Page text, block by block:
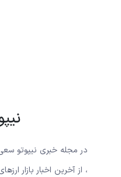
در مجله خبری نیپوتو سعی
، از آخرین اخبار بازار